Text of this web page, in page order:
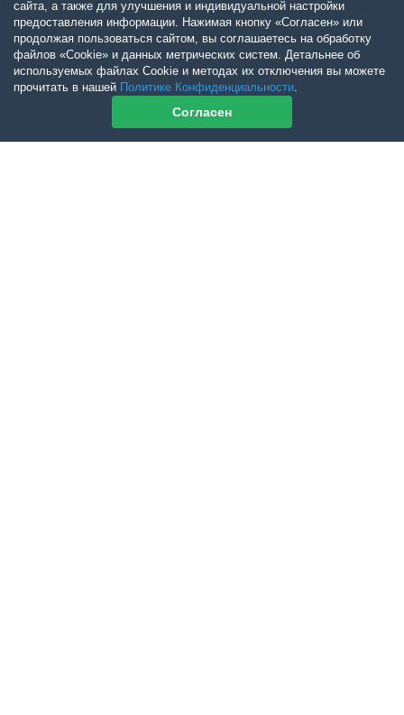
сайта, а также для улучшения и индивидуальной настройки
предоставления информации. Нажимая кнопку «Согласен» или
продолжая пользоваться сайтом, вы соглашаетесь на обработку
файлов «Cookie» и данных метрических систем. Детальнее об
используемых файлах Cookie и методах их отключения вы можете
прочитать в нашей Политике Конфиденциальности.
Согласен